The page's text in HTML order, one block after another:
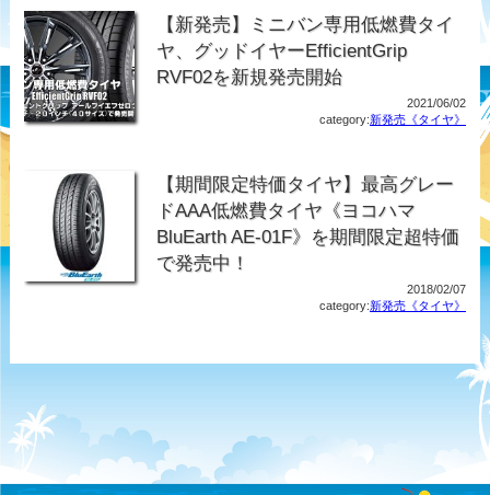
【新発売】ミニバン専用低燃費タイ
ヤ、グッドイヤーEfficientGrip
RVF02を新規発売開始
2021/06/02
category:新発売《タイヤ》
【期間限定特価タイヤ】最高グレー
ドAAA低燃費タイヤ《ヨコハマ
BluEarth AE-01F》を期間限定超特価
で発売中！
2018/02/07
category:新発売《タイヤ》